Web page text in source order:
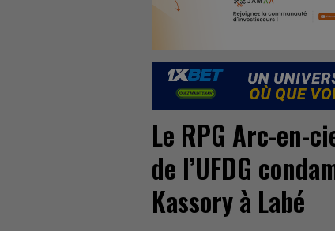
Le RPG Arc-en-
de l’UFDG
Kassory à Labé